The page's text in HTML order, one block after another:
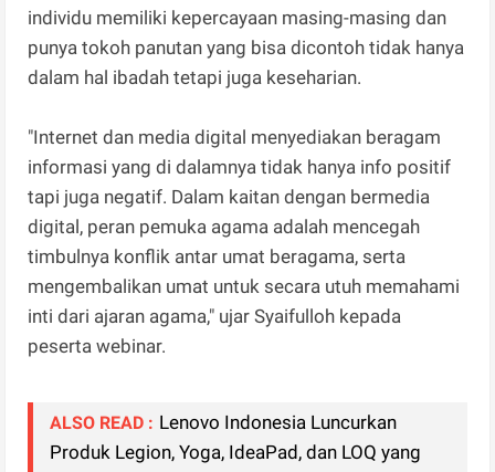
individu memiliki kepercayaan masing-masing dan
punya tokoh panutan yang bisa dicontoh tidak hanya
dalam hal ibadah tetapi juga keseharian.
"Internet dan media digital menyediakan beragam
informasi yang di dalamnya tidak hanya info positif
tapi juga negatif. Dalam kaitan dengan bermedia
digital, peran pemuka agama adalah mencegah
timbulnya konflik antar umat beragama, serta
mengembalikan umat untuk secara utuh memahami
inti dari ajaran agama," ujar Syaifulloh kepada
peserta webinar.
ALSO READ : Lenovo Indonesia Luncurkan
Produk Legion, Yoga, IdeaPad, dan LOQ yang